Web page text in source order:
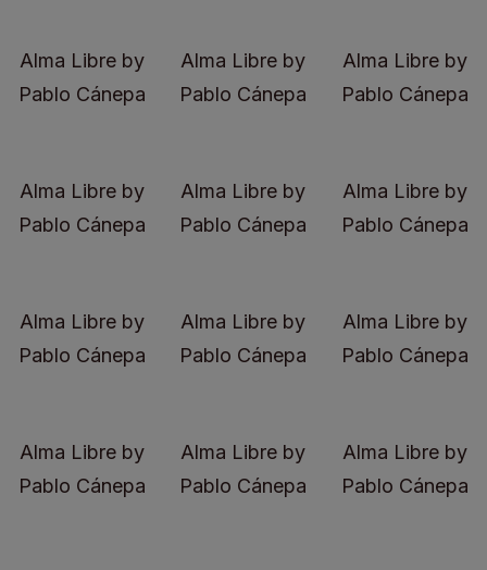
Alma Libre by
Pablo Cánepa
Alma Libre by
Pablo Cánepa
Alma Libre by
Pablo Cánepa
Alma Libre by
Pablo Cánepa
Alma Libre by
Pablo Cánepa
Alma Libre by
Pablo Cánepa
Alma Libre by
Pablo Cánepa
Alma Libre by
Pablo Cánepa
Alma Libre by
Pablo Cánepa
Alma Libre by
Pablo Cánepa
Alma Libre by
Pablo Cánepa
Alma Libre by
Pablo Cánepa